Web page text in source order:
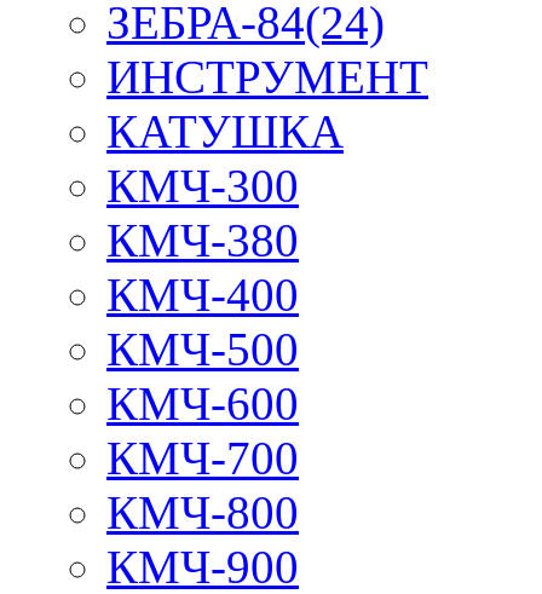
ЗЕБРА-84(24)
ИНСТРУМЕНТ
КАТУШКА
КМЧ-300
КМЧ-380
КМЧ-400
КМЧ-500
КМЧ-600
КМЧ-700
КМЧ-800
КМЧ-900